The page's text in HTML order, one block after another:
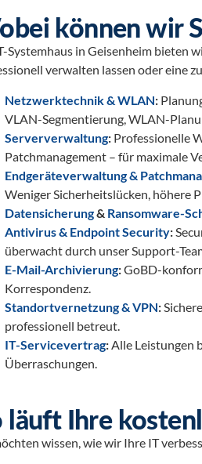
können wir
Systemhaus in Geisenheim bieten
verwalten lassen oder eine
Netzwerktechnik & WLAN:
VLAN-Segmentierung, WLAN-
Serververwaltung: Professionelle
Patchmanagement – für maximale
Endgeräteverwaltung &
Weniger Sicherheitslücken, höhere
Datensicherung& Ransomware-
Antivirus & Endpoint Security:
überwacht durch unser Support-
E-Mail-Archivierung:GoBD-
Korrespondenz.
Standortvernetzung & VPN:
professionell betreut.
IT-Servicevertrag: Alle Leistungen
Überraschungen.
läuft Ihre
wissen, wie wir Ihre IT